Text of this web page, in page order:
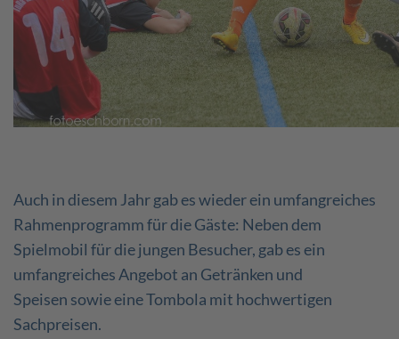
Auch in diesem Jahr gab es wieder ein umfangreiches
Rahmenprogramm für die Gäste: Neben dem
Spielmobil für die jungen Besucher, gab es ein
umfangreiches Angebot an Getränken und
Speisen sowie eine Tombola mit hochwertigen
Sachpreisen.